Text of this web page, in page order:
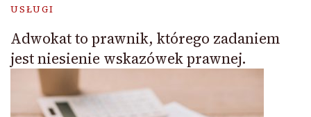
USŁUGI
Adwokat to prawnik, którego zadaniem
jest niesienie wskazówek prawnej.